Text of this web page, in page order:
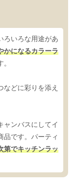
ろいろな用途があ
かになるカラーラ
どに彩りを添え
ャンバスにしてイ
品です。パーティ
第でキッチンラッ